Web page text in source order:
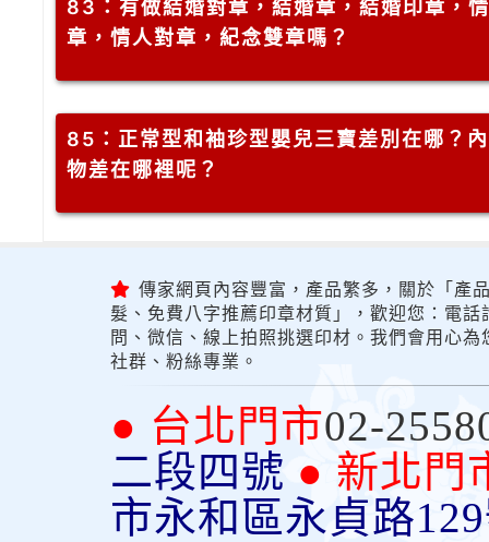
83 ：有做結婚對章，結婚章，結婚印章，
章，情人對章，紀念雙章嗎？
85 ：正常型和袖珍型嬰兒三寶差別在哪？
物差在哪裡呢？
傳家網頁內容豐富，產品繁多，關於「產
髮、免費八字推薦印章材質」，歡迎您：電
問、微信、線上拍照挑選印材。我們會用心
社群、粉絲專業。
● 台北門市02-
二段四號 ● 新北門
市永和區永貞路